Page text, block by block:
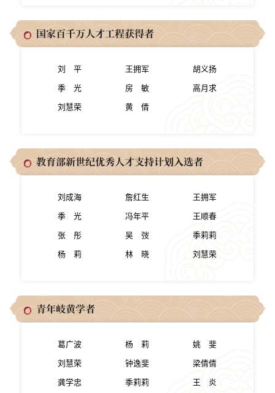
国家百千万人才工程获得者
刘 平 王拥军 胡义扬
季 光 房 敏 高月求
刘慧荣 黄 倩
教育部新世纪优秀人才支持计划入选者
刘成海 詹红生 王拥军
季 光 冯年平 王顺春
张 彤 吴 弢 季莉莉
杨 莉 林 晓 刘慧荣
青年岐黄学者
葛广波 杨 莉 姚 斐
刘慧荣 钟逸斐 梁倩倩
龚学忠 季莉莉 王 炎